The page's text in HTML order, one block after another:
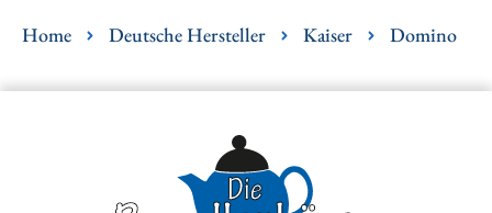
Home Deutsche Hersteller Kaiser Domino